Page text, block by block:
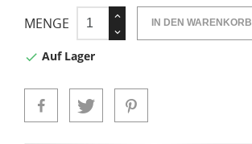
MENGE IN DEN WARENKORB
 Auf Lager